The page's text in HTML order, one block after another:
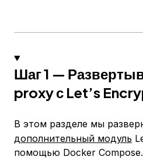
Шаг 1 —
proxy с Let’s
В этом разделе мы
дополнительный модуль
помощью Docker